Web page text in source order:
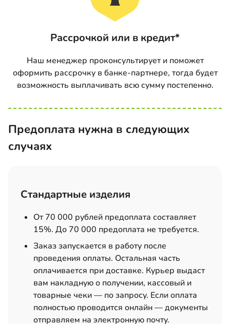
Рассрочкой или в кредит*
Наш менеджер проконсультирует и поможет
оформить рассрочку в банке-партнере, тогда будет
возможность выплачивать всю сумму постепенно.
Предоплата нужна в следующих
случаях
Стандартные изделия
От 70 000 рублей предоплата составляет
15%. До 70 000 предоплата не требуется.
Заказ запускается в работу после
проведения оплаты. Остальная часть
оплачивается при доставке. Курьер выдаст
вам накладную о получении, кассовый и
товарные чеки — по запросу. Если оплата
полностью проводится онлайн — документы
отправляем на электронную почту.